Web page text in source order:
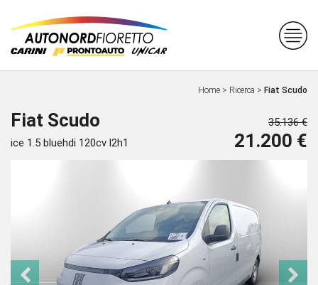
Home > Ricerca > Fiat Scudo
Fiat Scudo
ice 1.5 bluehdi 120cv l2h1
35.136 €
21.200 €